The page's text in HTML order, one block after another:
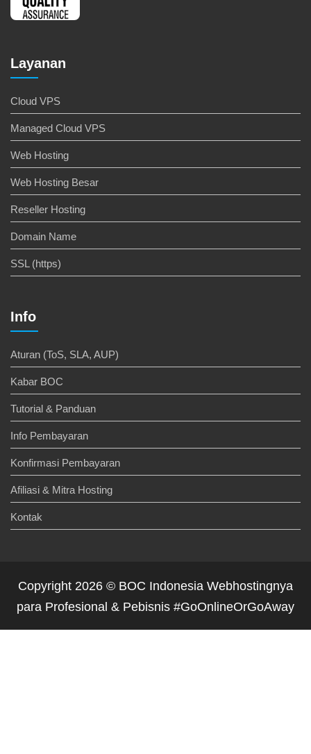
Layanan
Cloud VPS
Managed Cloud VPS
Web Hosting
Web Hosting Besar
Reseller Hosting
Domain Name
SSL (https)
Info
Aturan (ToS, SLA, AUP)
Kabar BOC
Tutorial & Panduan
Info Pembayaran
Konfirmasi Pembayaran
Afiliasi & Mitra Hosting
Kontak
Copyright 2026 © BOC Indonesia Webhostingnya
para Profesional & Pebisnis #GoOnlineOrGoAway